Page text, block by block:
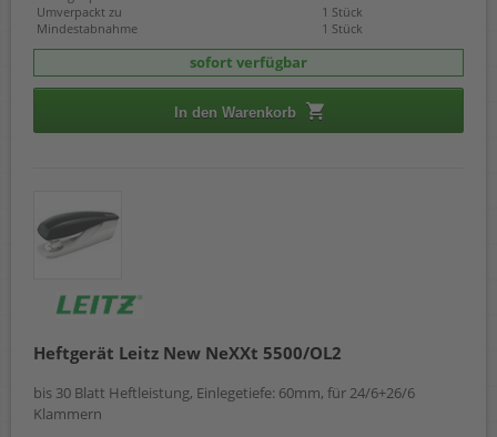
Umverpackt zu
1 Stück
Mindestabnahme
1 Stück
sofort verfügbar
In den Warenkorb
Heftgerät Leitz New NeXXt 5500/OL2
bis 30 Blatt Heftleistung, Einlegetiefe: 60mm, für 24/6+26/6
Klammern